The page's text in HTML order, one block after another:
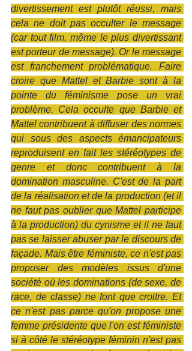
divertissement est plutôt réussi, mais
cela ne doit pas occulter le message
(car tout film, même le plus divertissant
est porteur de message). Or le message
est franchement problématique. Faire
croire que Mattel et Barbie sont à la
pointe du féminisme pose un vrai
problème. Cela occulte que Barbie et
Mattel contribuent à diffuser des normes
qui sous des aspects émancipateurs
reproduisent en fait les stéréotypes de
genre et donc contribuent à la
domination masculine. C'est de la part
de la réalisation et de la production (et il
ne faut pas oublier que Mattel participe
à la production) du cynisme et il ne faut
pas se laisser abuser par le discours de
façade. Mais être féministe, ce n'est pas
proposer des modèles issus d'une
société où les dominations (de sexe, de
race, de classe) ne font que croitre. Et
ce n'est pas parce qu'on propose une
femme présidente que l'on est féministe
si à côté le stéréotype féminin n'est pas